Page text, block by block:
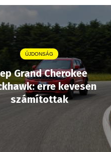
ÚJDONSÁG
Grand Cherokee
erre kevesen
számítottak